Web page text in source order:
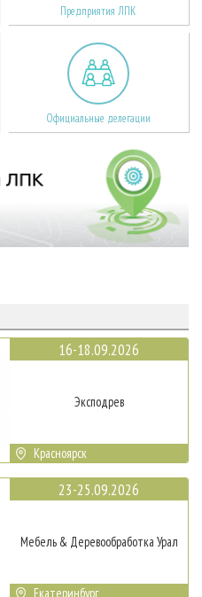
Предприятия ЛПК
Официальные делегации
16-18.09.2026
Эксподрев
Красноярск
23-25.09.2026
Мебель & Деревообработка Урал
Екатеринбург